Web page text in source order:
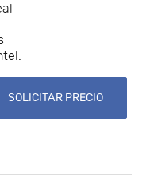
SOLICITAR PRECIO